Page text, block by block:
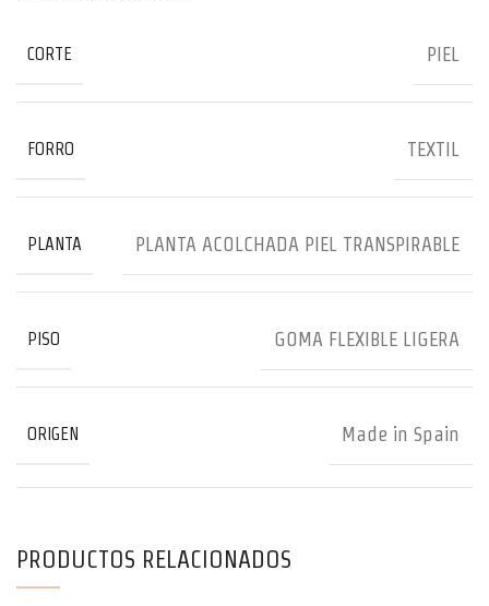
CORTE PIEL
FORRO TEXTIL
PLANTA PLANTA ACOLCHADA PIEL TRANSPIRABLE
PISO GOMA FLEXIBLE LIGERA
ORIGEN Made in Spain
PRODUCTOS RELACIONADOS